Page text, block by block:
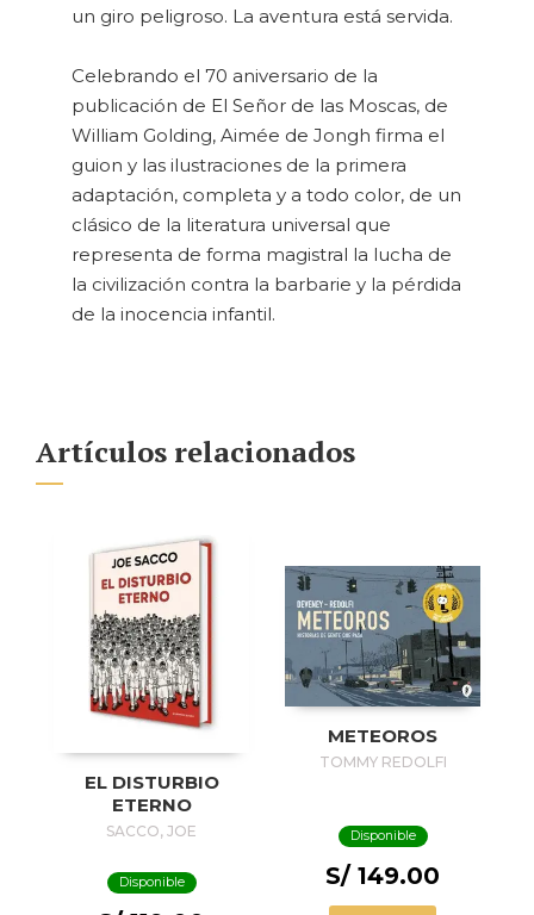
un giro peligroso. La aventura está servida.
Celebrando el 70 aniversario de la
publicación de El Señor de las Moscas, de
William Golding, Aimée de Jongh firma el
guion y las ilustraciones de la primera
adaptación, completa y a todo color, de un
clásico de la literatura universal que
representa de forma magistral la lucha de
la civilización contra la barbarie y la pérdida
de la inocencia infantil.
Artículos relacionados
EL DISTURBIO
ETERNO
SACCO, JOE
Disponible
METEOROS
TOMMY REDOLFI
Disponible
S/ 149.00